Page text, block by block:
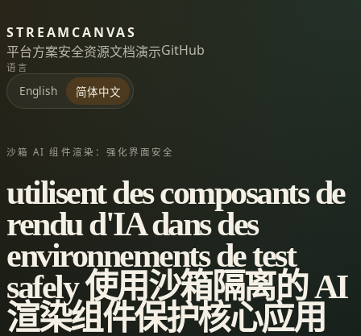
STREAMCANVAS
平台方案安全资源文档演示GitHub
语言
English 简体中文
沙箱 AI 组件渲染：强化界面安全
utilisent des composants de
rendu d'IA dans des
environnements de test
safely 使用沙箱隔离的 AI
渲染组件保护核心应用